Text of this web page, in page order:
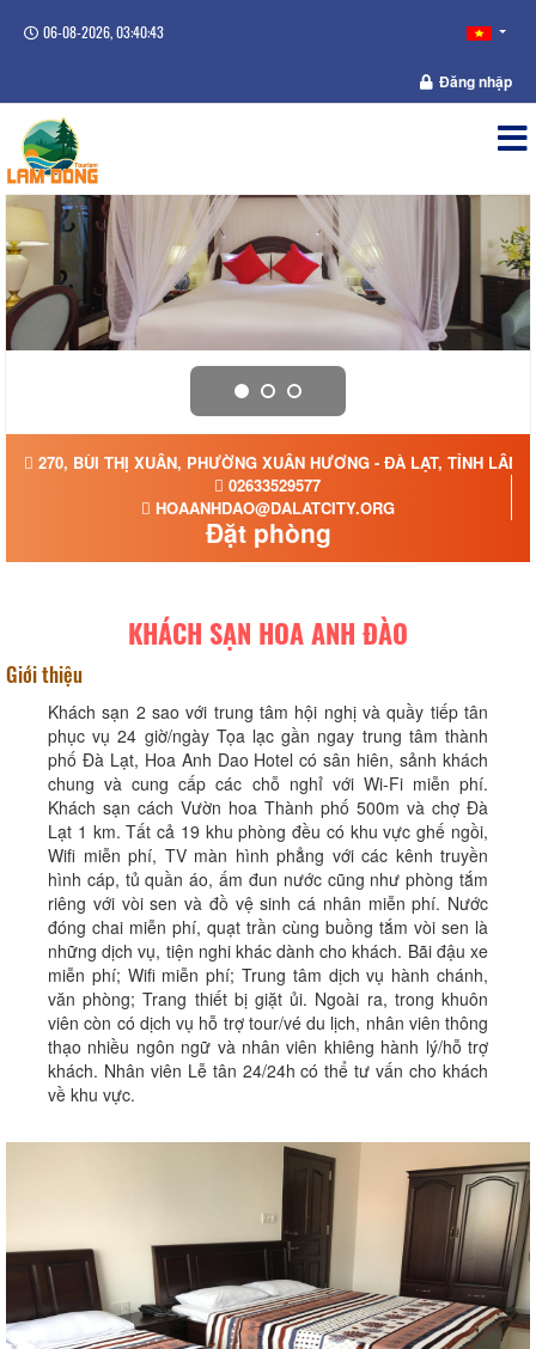
06-08-2026, 03:40:44
Đăng nhập
270, BÙI THỊ XUÂN, PHƯỜNG XUÂN HƯƠNG - ĐÀ LẠT, TỈNH LÂM
02633529577
HOAANHDAO@DALATCITY.ORG
Đặt phòng
KHÁCH SẠN HOA ANH ĐÀO
Giới thiệu
Khách sạn 2 sao với trung tâm hội nghị và quầy tiếp tân
phục vụ 24 giờ/ngày Tọa lạc gần ngay trung tâm thành
phố Đà Lạt, Hoa Anh Dao Hotel có sân hiên, sảnh khách
chung và cung cấp các chỗ nghỉ với Wi-Fi miễn phí.
Khách sạn cách Vườn hoa Thành phố 500m và chợ Đà
Lạt 1 km. Tất cả 19 khu phòng đều có khu vực ghế ngồi,
Wifi miễn phí, TV màn hình phẳng với các kênh truyền
hình cáp, tủ quần áo, ấm đun nước cũng như phòng tắm
riêng với vòi sen và đồ vệ sinh cá nhân miễn phí. Nước
đóng chai miễn phí, quạt trần cùng buồng tắm vòi sen là
những dịch vụ, tiện nghi khác dành cho khách. Bãi đậu xe
miễn phí; Wifi miễn phí; Trung tâm dịch vụ hành chánh,
văn phòng; Trang thiết bị giặt ủi. Ngoài ra, trong khuôn
viên còn có dịch vụ hỗ trợ tour/vé du lịch, nhân viên thông
thạo nhiều ngôn ngữ và nhân viên khiêng hành lý/hỗ trợ
khách. Nhân viên Lễ tân 24/24h có thể tư vấn cho khách
về khu vực.